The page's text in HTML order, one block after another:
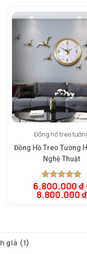
Đồng hồ treo
Đồng Hồ Treo Tường
Nghệ Thuật
5.00trên 5
dựa trên
1
6.800.000₫
8.800.000₫
giá (1)